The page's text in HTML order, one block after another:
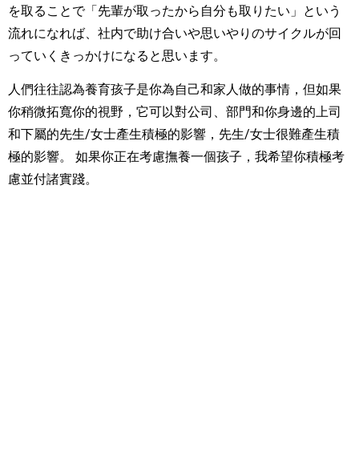
を取ることで「先輩が取ったから自分も取りたい」という
流れになれば、社内で助け合いや思いやりのサイクルが回
っていくきっかけになると思います。
人們往往認為養育孩子是你為自己和家人做的事情，但如果
你稍微拓寬你的視野，它可以對公司、部門和你身邊的上司
和下屬的先生/女士產生積極的影響，先生/女士很難產生積
極的影響。 如果你正在考慮撫養一個孩子，我希望你積極考
慮並付諸實踐。